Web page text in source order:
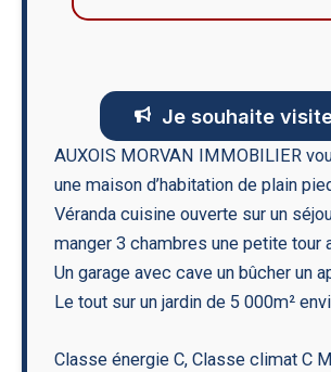
Je souhaite
AUXOIS MORVAN IMMOBILIER
une maison d’habitation de plain
Véranda cuisine ouverte sur un
manger 3 chambres une petite tour
Un garage avec cave un bûcher un
Le tout sur un jardin de 5 000m²
Classe énergie C, Classe climat C